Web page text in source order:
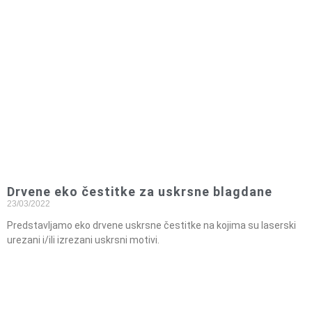
Drvene eko čestitke za uskrsne blagdane
23/03/2022
Predstavljamo eko drvene uskrsne čestitke na kojima su laserski
urezani i/ili izrezani uskrsni motivi.